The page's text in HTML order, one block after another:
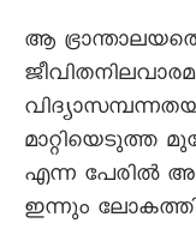
ആ
മാറ്റിയെടുത്ത
എന്ന പേരിൽ
ഇന്നും